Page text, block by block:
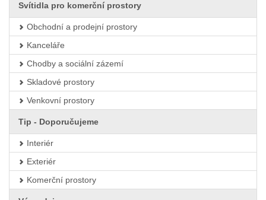
Svítidla pro komerční prostory
Obchodní a prodejní prostory
Kanceláře
Chodby a sociální zázemí
Skladové prostory
Venkovní prostory
Tip - Doporučujeme
Interiér
Exteriér
Komerční prostory